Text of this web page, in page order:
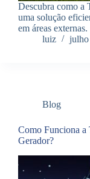
Descubra como a
uma solução
em áreas externas.
luiz
Blog
Como Funciona a
Gerador?